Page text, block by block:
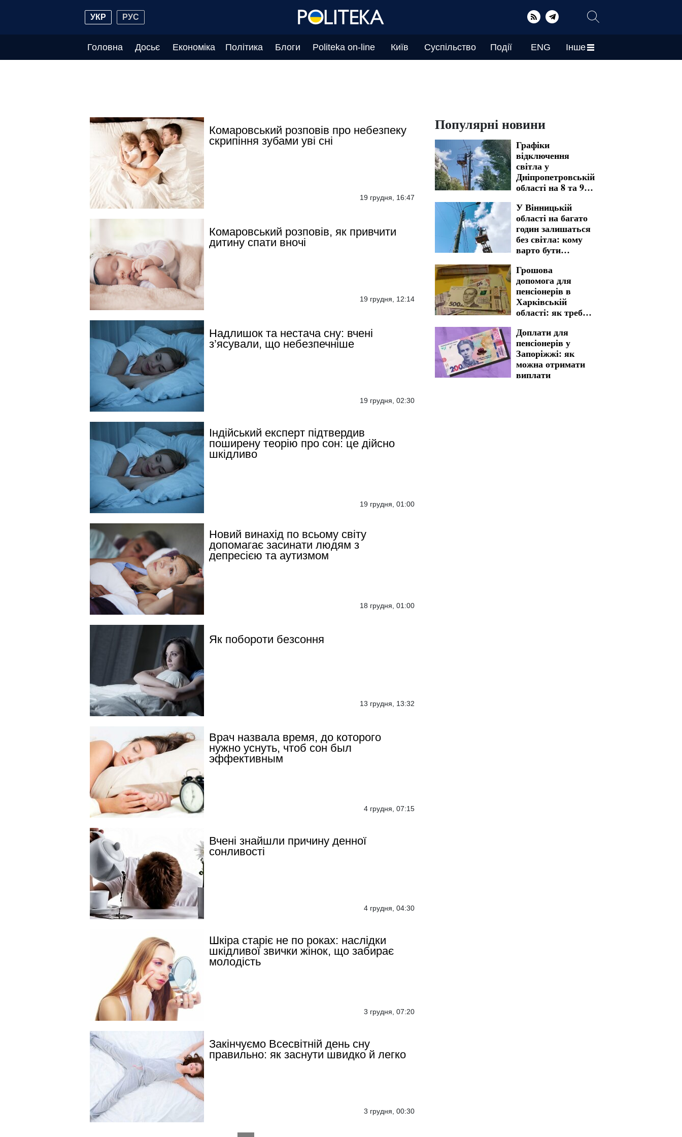
УКР РУС
Головна Досьє Економіка Політика Блоги Politeka on-line Київ Суспільство Події ENG Інше
Комаровський розповів про небезпеку
скрипіння зубами уві сні
19 грудня, 16:47
Комаровський розповів, як привчити
дитину спати вночі
19 грудня, 12:14
Надлишок та нестача сну: вчені
з’ясували, що небезпечніше
19 грудня, 02:30
Індійський експерт підтвердив
поширену теорію про сон: це дійсно
шкідливо
19 грудня, 01:00
Новий винахід по всьому світу
допомагає засинати людям з
депресією та аутизмом
18 грудня, 01:00
Як побороти безсоння
13 грудня, 13:32
Врач назвала время, до которого
нужно уснуть, чтоб сон был
эффективным
4 грудня, 07:15
Вчені знайшли причину денної
сонливості
4 грудня, 04:30
Шкіра старіє не по роках: наслідки
шкідливої звички жінок, що забирає
молодість
3 грудня, 07:20
Закінчуємо Всесвітній день сну
правильно: як заснути швидко й легко
3 грудня, 00:30
Популярні новини
Графіки
відключення
світла у
Дніпропетровській
області на 8 та 9
доведеться
зустріти вихідні
без електрики
У Вінницькій
області на багато
годин залишаться
без світла: кому
варто бути
графіків
відключення на 7
серпня
Грошова
допомога для
пенсіонерів в
Харківській
області: як треба
для отримання
виплат
Доплати для
пенсіонерів у
Запоріжжі: як
можна отримати
виплати